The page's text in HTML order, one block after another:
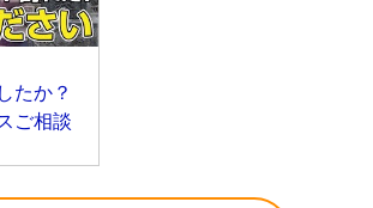
たか？
ご相談